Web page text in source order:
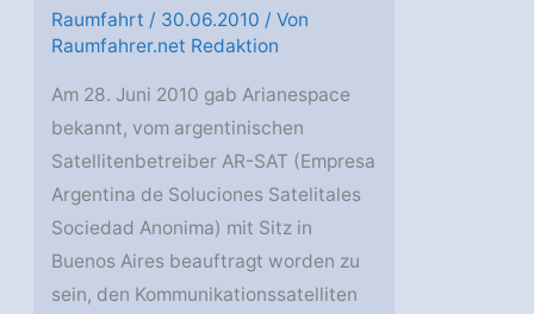
Raumfahrt / 30.06.2010 / Von
Raumfahrer.net Redaktion
Am 28. Juni 2010 gab Arianespace
bekannt, vom argentinischen
Satellitenbetreiber AR-SAT (Empresa
Argentina de Soluciones Satelitales
Sociedad Anonima) mit Sitz in
Buenos Aires beauftragt worden zu
sein, den Kommunikationssatelliten